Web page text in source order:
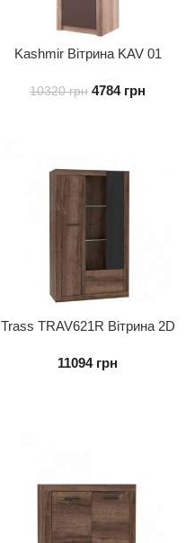
Kashmir Вітрина KAV 01
10320грн 4784 грн
Trass TRAV621R Вітрина 2D
11094 грн